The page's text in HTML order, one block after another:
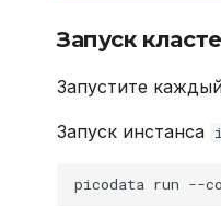
Запуск
Запустите
Запуск инстанса
picodata run --